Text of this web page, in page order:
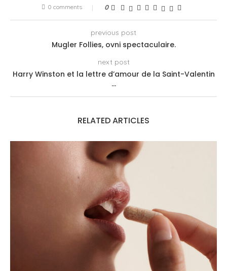
0 comments 0
previous post
Mugler Follies, ovni spectaculaire.
next post
Harry Winston et la lettre d’amour de la Saint-Valentin
…
RELATED ARTICLES